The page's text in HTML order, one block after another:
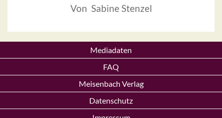
Von Sabine Stenzel
Mediadaten
FAQ
Meisenbach Verlag
Datenschutz